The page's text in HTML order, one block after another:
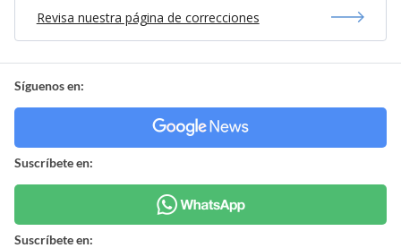
Revisa nuestra página de correcciones
Síguenos en:
Suscríbete en:
Suscríbete en: